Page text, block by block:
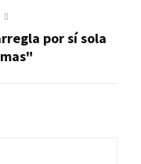
por sí sola